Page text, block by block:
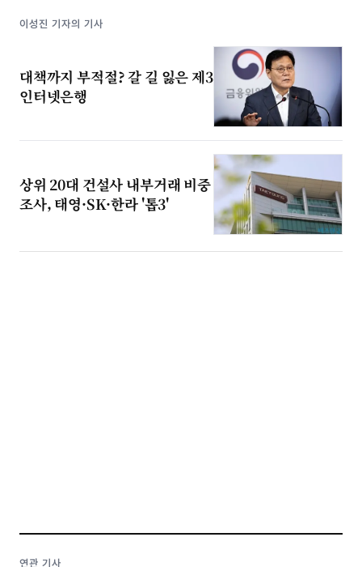
이성진 기자의 기사
대책까지 부적절? 갈 길 잃은 제3
인터넷은행
상위 20대 건설사 내부거래 비중
조사, 태영·SK·한라 '톱3'
연관 기사